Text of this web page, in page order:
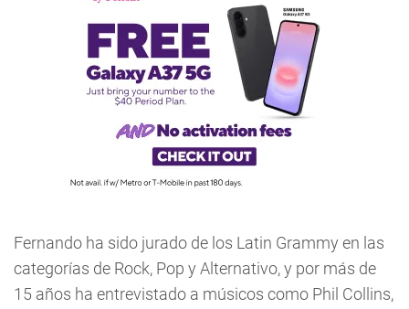
Fernando ha sido jurado de los Latin Grammy en las
categorías de Rock, Pop y Alternativo, y por más de
15 años ha entrevistado a músicos como Phil Collins,